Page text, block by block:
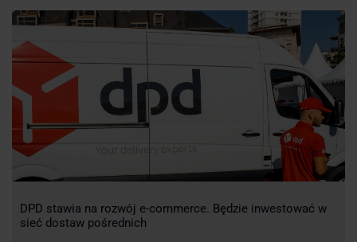
względu pod Łodzią uruchomiono nowe centrum
transportowo-logistyczne. Innowacyjny hub
drobnicowy i sortownia to już piąty taki obiekt DPD w
DPD stawia na rozwój e-commerce. Będzie inwestować w
sieć dostaw pośrednich